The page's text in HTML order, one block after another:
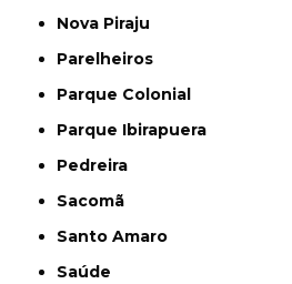
Nova Piraju
Parelheiros
Parque Colonial
Parque Ibirapuera
Pedreira
Sacomã
Santo Amaro
Saúde